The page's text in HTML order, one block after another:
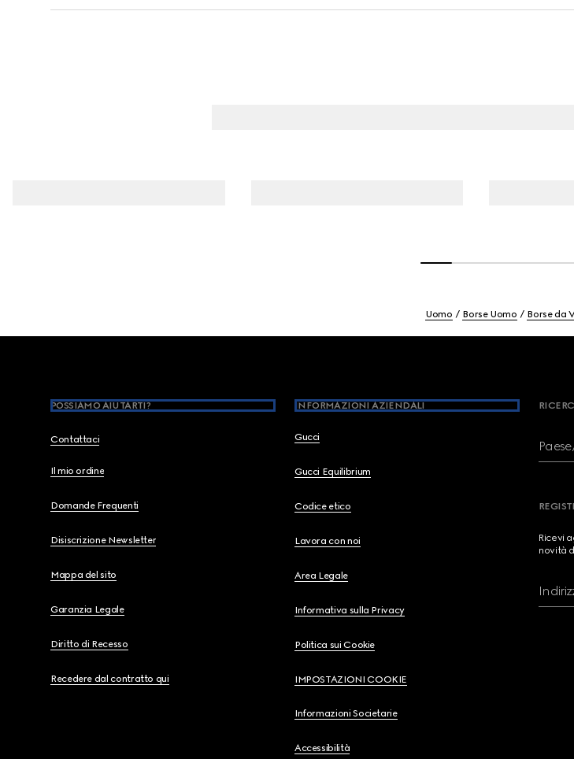
Uomo Borse Uomo Borse da
POSSIAMO AIUTARTI?
Contattaci
Il mio ordine
Domande Frequenti
Disiscrizione Newsletter
Mappa del sito
Garanzia Legale
Diritto di Recesso
Recedere dal contratto qui
INFORMAZIONI AZIENDALI
Gucci
Gucci Equilibrium
Codice etico
Lavora con noi
Area Legale
Informativa sulla Privacy
Politica sui Cookie
IMPOSTAZIONI COOKIE
Informazioni Societarie
Accessibilità
Ricevi
novità